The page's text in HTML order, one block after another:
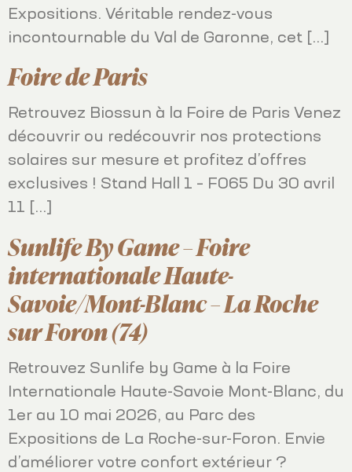
Expositions. Véritable rendez-vous
incontournable du Val de Garonne, cet […]
Foire de Paris
Retrouvez Biossun à la Foire de Paris Venez
découvrir ou redécouvrir nos protections
solaires sur mesure et profitez d’offres
exclusives ! Stand Hall 1 – F065 Du 30 avril
11 […]
Sunlife By Game – Foire
internationale Haute-
Savoie/Mont-Blanc – La Roche
sur Foron (74)
Retrouvez Sunlife by Game à la Foire
Internationale Haute-Savoie Mont-Blanc, du
1er au 10 mai 2026, au Parc des
Expositions de La Roche-sur-Foron. Envie
d’améliorer votre confort extérieur ?